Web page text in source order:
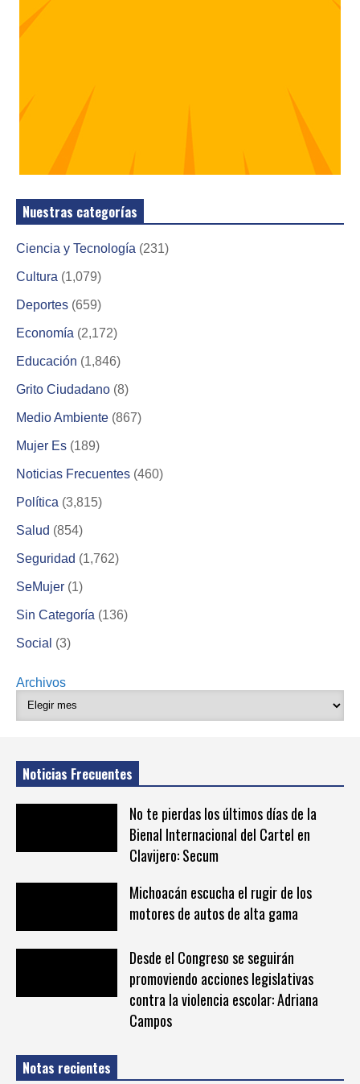
Nuestras categorías
Ciencia y Tecnología (231)
Cultura (1,079)
Deportes (659)
Economía (2,172)
Educación (1,846)
Grito Ciudadano (8)
Medio Ambiente (867)
Mujer Es (189)
Noticias Frecuentes (460)
Política (3,815)
Salud (854)
Seguridad (1,762)
SeMujer (1)
Sin Categoría (136)
Social (3)
Archivos
Noticias Frecuentes
No te pierdas los últimos días de la
Bienal Internacional del Cartel en
Clavijero: Secum
Michoacán escucha el rugir de los
motores de autos de alta gama
Desde el Congreso se seguirán
promoviendo acciones legislativas
contra la violencia escolar: Adriana
Campos
Notas recientes